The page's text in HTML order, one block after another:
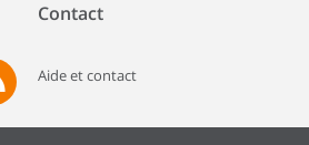
Contact
Aide et contact